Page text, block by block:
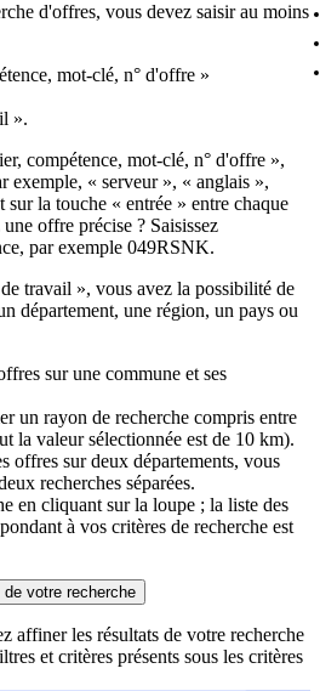
d'offres, vous devez saisir au moins
mot-clé, n° d'offre »
».
compétence, mot-clé, n° d'offre »,
exemple, « serveur », « anglais »,
sur la touche « entrée » entre chaque
offre précise ? Saisissez
par exemple 049RSNK.
travail », vous avez la possibilité de
département, une région, un pays ou
sur une commune et ses
un rayon de recherche compris entre
la valeur sélectionnée est de 10 km).
offres sur deux départements, vous
recherches séparées.
en cliquant sur la loupe ; la liste des
à vos critères de recherche est
votre recherche
affiner les résultats de votre recherche
et critères présents sous les critères